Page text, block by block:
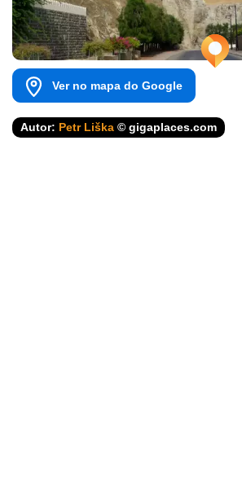
Ver no mapa do Google
Autor: Petr Liška © gigaplaces.com